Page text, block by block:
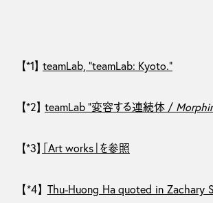
【*1】 teamLab, “teamLab: Kyoto.”
【*2】 teamLab “変容する連続体 /
【*3】 「Art works」を参照
【*4】 Thu-Huong Ha quoted in Zachary